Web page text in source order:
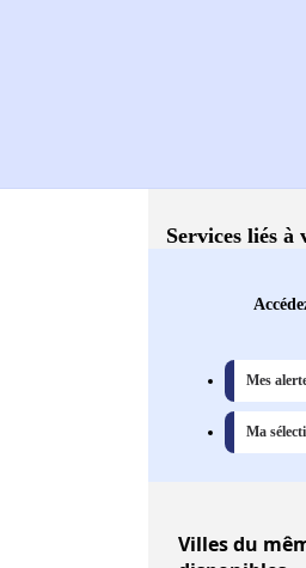
Services liés à
Mes
Ma
Villesdu